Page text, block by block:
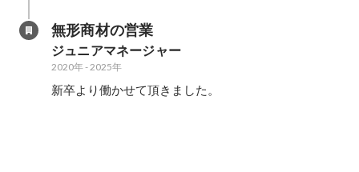
無形商材の営業
ジュニアマネージャー
2020年-2025年
新卒より働かせて頂きました。